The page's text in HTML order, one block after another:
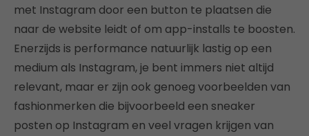
met Instagram door een button te plaatsen die
naar de website leidt of om app-installs te boosten.
Enerzijds is performance natuurlijk lastig op een
medium als Instagram, je bent immers niet altijd
relevant, maar er zijn ook genoeg voorbeelden van
fashionmerken die bijvoorbeeld een sneaker
posten op Instagram en veel vragen krijgen van